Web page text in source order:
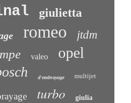
giulietta
romeo jtdm
valeo opel
d'embrayage multijet
turbo giulia